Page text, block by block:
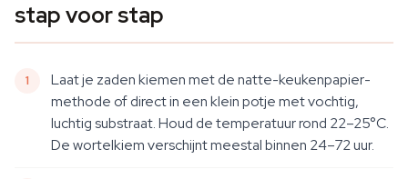
stap voor stap
Laat je zaden kiemen met de natte-keukenpapier-
methode of direct in een klein potje met vochtig,
luchtig substraat. Houd de temperatuur rond 22–25°C.
De wortelkiem verschijnt meestal binnen 24–72 uur.